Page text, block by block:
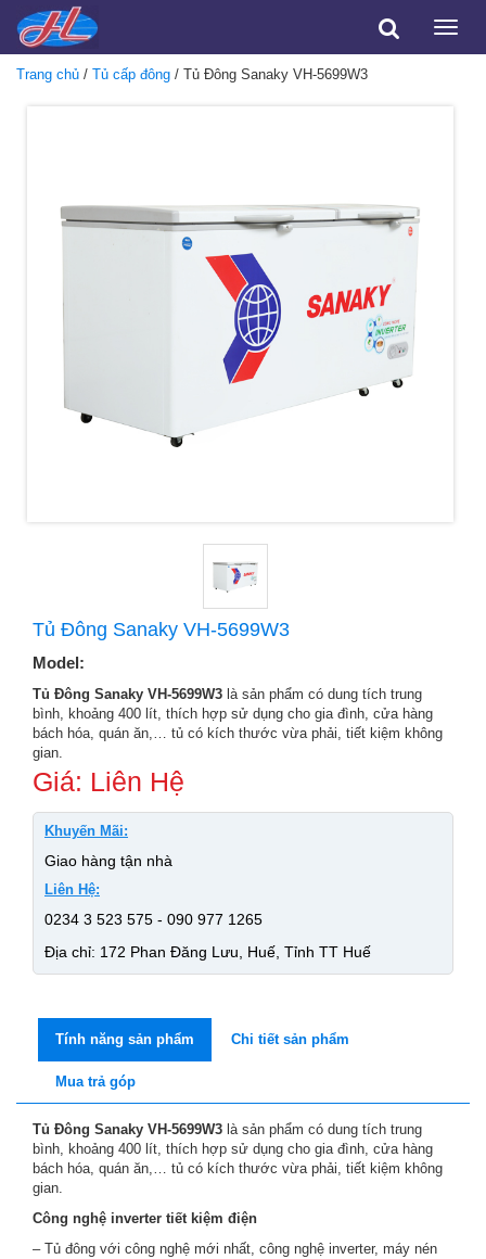
Toggle
Trang chủ / Tủ cấp đông / Tủ Đông Sanaky VH-5699W3
Tủ Đông Sanaky VH-5699W3
Model:
Tủ Đông Sanaky VH-5699W3 là sản phẩm có dung tích trung
bình, khoảng 400 lít, thích hợp sử dụng cho gia đình, cửa hàng
bách hóa, quán ăn,… tủ có kích thước vừa phải, tiết kiệm không
gian.
Giá: Liên Hệ
Khuyến Mãi:
Giao hàng tận nhà
Liên Hệ:
0234 3 523 575 - 090 977 1265
Địa chỉ: 172 Phan Đăng Lưu, Huế, Tỉnh TT Huế
Tính năng sản phẩm Chi tiết sản phẩm
Mua trả góp
Tủ Đông Sanaky VH-5699W3 là sản phẩm có dung tích trung
bình, khoảng 400 lít, thích hợp sử dụng cho gia đình, cửa hàng
bách hóa, quán ăn,… tủ có kích thước vừa phải, tiết kiệm không
gian.
Công nghệ inverter tiết kiệm điện
– Tủ đông với công nghệ mới nhất, công nghệ inverter, máy nén